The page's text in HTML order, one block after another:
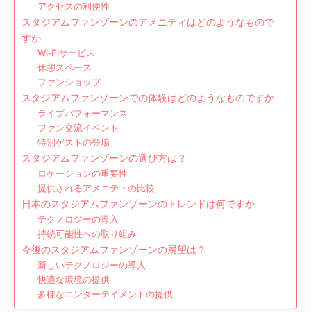
アクセスの利便性
スタジアムファンゾーンのアメニティはどのようなもので
すか
Wi-Fiサービス
休憩スペース
ファンショップ
スタジアムファンゾーンでの体験はどのようなものですか
ライブパフォーマンス
ファン交流イベント
特別ゲストの登場
スタジアムファンゾーンの選び方は？
ロケーションの重要性
提供されるアメニティの比較
日本のスタジアムファンゾーンのトレンドは何ですか
テクノロジーの導入
持続可能性への取り組み
今後のスタジアムファンゾーンの展望は？
新しいテクノロジーの導入
快適な環境の提供
多様なエンターテイメントの提供